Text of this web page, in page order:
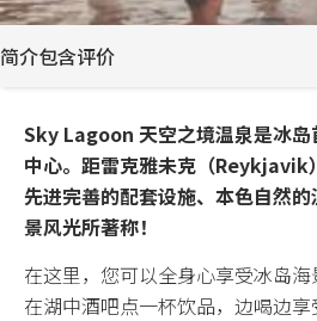
主题分类
一日游与多日游
露营套餐
所有套餐
实用信息
租车预订
简介包含评价
Sky Lagoon 天空之境温泉是冰
中心。距雷克雅未克（Reykjavik
先进完善的配套设施、本色自然
景风光所著称！
在这里，您可以全身心享受冰岛海
在湖中酒吧点一杯饮品，边喝边